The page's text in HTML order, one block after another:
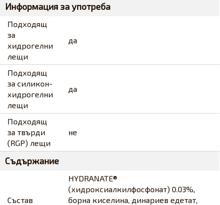
Информация за употреба
Подходящ
за
хидрогелни
лещи
да
Подходящ
за силикон-
хидрогелни
лещи
да
Подходящ
за твърди
(RGP) лещи
не
Съдържание
Състав
HYDRANATE®
(хидроксиалкилфосфонат) 0.03%,
борна киселина, динариев eдeтaт,